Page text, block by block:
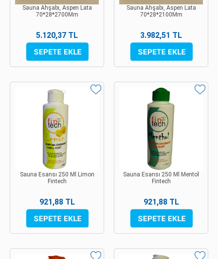
Sauna Ahşabı, Aspen Lata
70*28*2700Mm
5.120,37 TL
Sauna Ahşabı, Aspen Lata
70*28*2100Mm
3.982,51 TL
Sauna Esansı 250 Ml Limon
Fintech
921,88 TL
Sauna Esansı 250 Ml Mentol
Fintech
921,88 TL